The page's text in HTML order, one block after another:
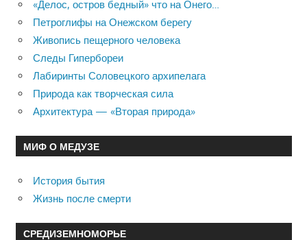
«Делос, остров бедный» что на Онего…
Петроглифы на Онежском берегу
Живопись пещерного человека
Следы Гипербореи
Лабиринты Соловецкого архипелага
Природа как творческая сила
Архитектура — «Вторая природа»
МИФ О МЕДУЗЕ
История бытия
Жизнь после смерти
СРЕДИЗЕМНОМОРЬЕ